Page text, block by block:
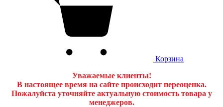
Корзина
Уважаемые клиенты!
В настоящее время на сайте происходит переоценка.
Пожалуйста уточняйте актуальную стоимость товара у
менеджеров.